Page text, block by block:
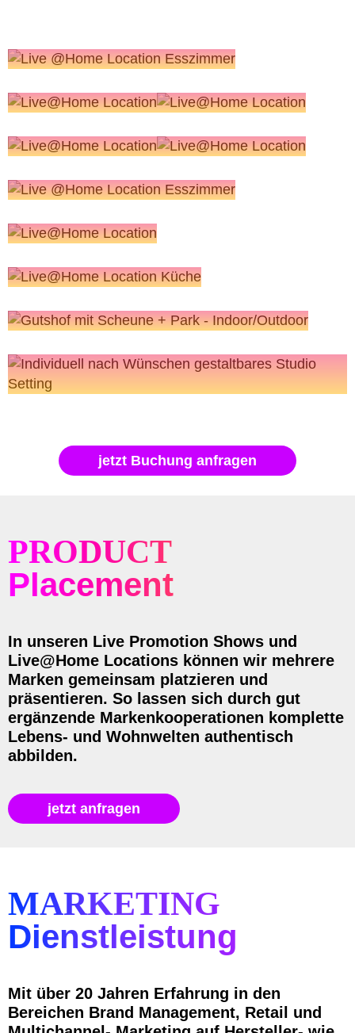
jetzt Buchung anfragen
PRODUCT
Placement
In unseren Live Promotion Shows und
Live@Home Locations können wir mehrere
Marken gemeinsam platzieren und
präsentieren. So lassen sich durch gut
ergänzende Markenkooperationen komplette
Lebens- und Wohnwelten authentisch
abbilden.
jetzt anfragen
MARKETING
Dienstleistung
Mit über 20 Jahren Erfahrung in den
Bereichen Brand Management, Retail und